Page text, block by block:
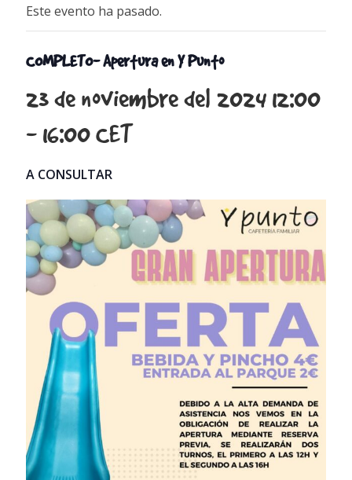
Este evento ha pasado.
COMPLETO- Apertura en Y Punto
23 de noviembre del 2024 12:00
- 16:00CET
A CONSULTAR